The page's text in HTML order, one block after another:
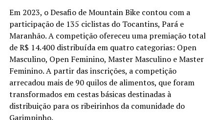
Em 2023, o Desafio de Mountain Bike contou com a
participação de 135 ciclistas do Tocantins, Pará e
Maranhão. A competição ofereceu uma premiação total
de R$ 14.400 distribuída em quatro categorias: Open
Masculino, Open Feminino, Master Masculino e Master
Feminino. A partir das inscrições, a competição
arrecadou mais de 90 quilos de alimentos, que foram
transformados em cestas básicas destinadas à
distribuição para os ribeirinhos da comunidade do
Garimpinho.